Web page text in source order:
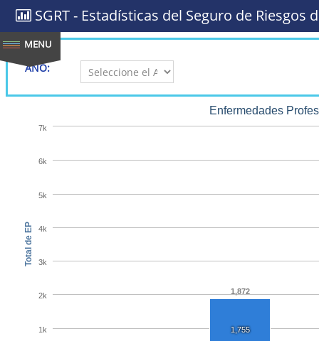
SGRT - Estadísticas del Seguro de Riesgos
AÑO:
Total de EP
Enfermedades
1,872
1,755
1k
2k
3k
4k
5k
6k
7k